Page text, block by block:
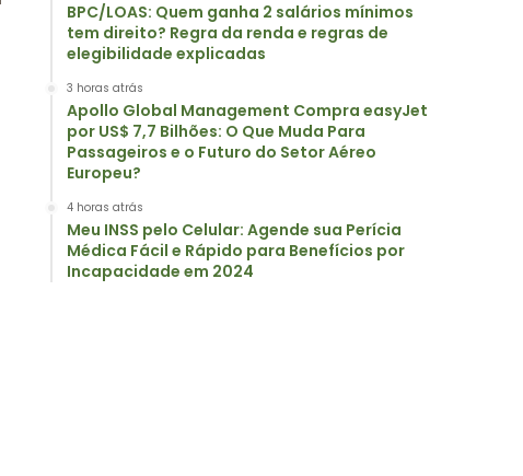
BPC/LOAS: Quem ganha 2 salários mínimos
tem direito? Regra da renda e regras de
elegibilidade explicadas
3 horas atrás
Apollo Global Management Compra easyJet
por US$ 7,7 Bilhões: O Que Muda Para
Passageiros e o Futuro do Setor Aéreo
Europeu?
4 horas atrás
Meu INSS pelo Celular: Agende sua Perícia
Médica Fácil e Rápido para Benefícios por
Incapacidade em 2024